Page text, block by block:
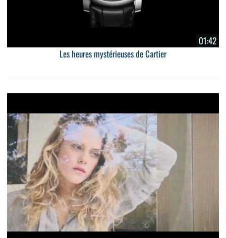
01:42
Les heures mystérieuses de Cartier